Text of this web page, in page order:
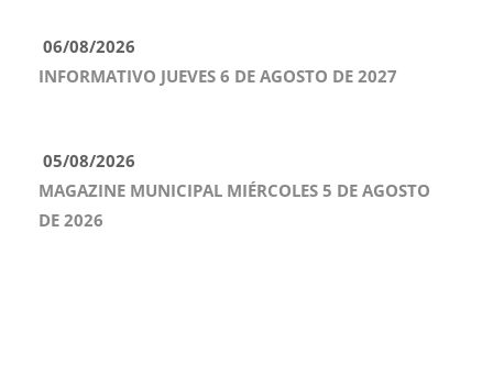
06/08/2026
INFORMATIVO JUEVES 6 DE AGOSTO DE 2027
05/08/2026
MAGAZINE MUNICIPAL MIÉRCOLES 5 DE AGOSTO
DE 2026